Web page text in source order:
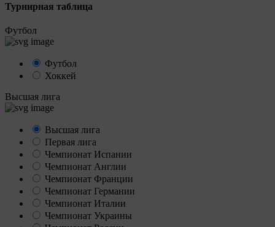
Турнирная таблица
Футбол
Футбол
Хоккей
Высшая лига
Высшая лига
Первая лига
Чемпионат Испании
Чемпионат Англии
Чемпионат Франции
Чемпионат Германии
Чемпионат Италии
Чемпионат Украины